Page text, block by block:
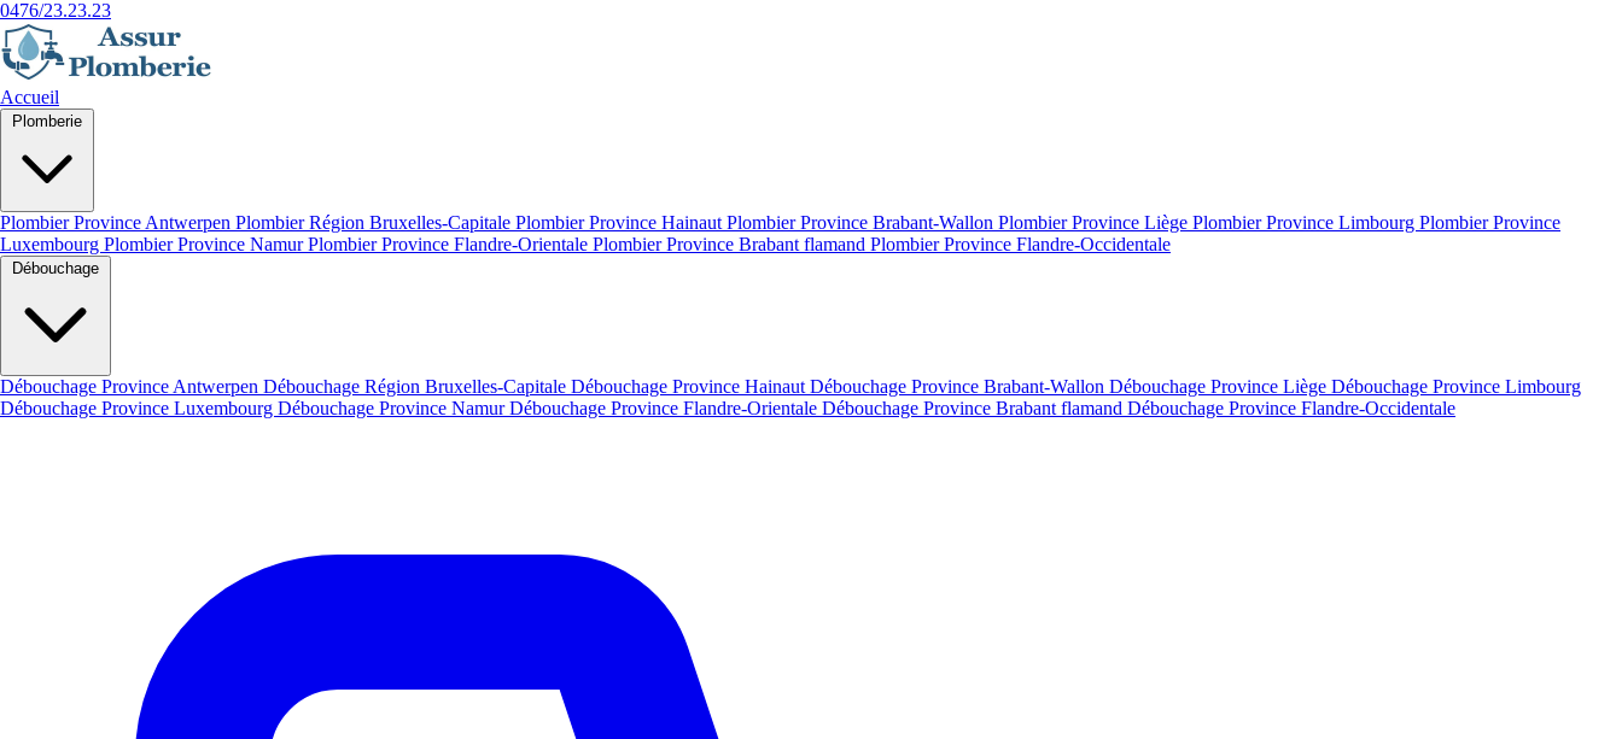
0476/23.23.23
Accueil
Plombier Province Antwerpen Plombier Région Bruxelles-Capitale Plombier Province Hainaut Plombier Province Brabant-Wallon Plombier Province Liège Plombier Province Limbourg Plombier Province
Luxembourg Plombier Province NamurPlombier Province Flandre-Orientale Plombier Province Brabant flamand Plombier Province Flandre-Occidentale
Débouchage Province Antwerpen Débouchage Région Bruxelles-Capitale Débouchage Province Hainaut Débouchage Province Brabant-Wallon Débouchage Province Liège Débouchage Province Limbourg
Débouchage Province Luxembourg Débouchage Province NamurDébouchage Province Flandre-Orientale Débouchage Province Brabant flamand Débouchage Province Flandre-Occidentale